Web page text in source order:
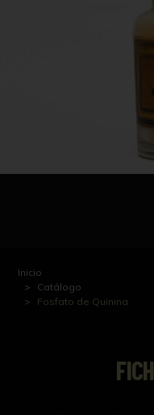
Inicio
Catálogo
Fosfato de Quinina